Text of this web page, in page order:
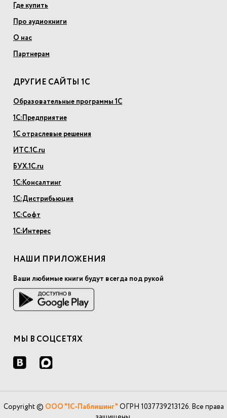
Где купить
Про аудиокниги
О нас
Партнерам
ДРУГИЕ САЙТЫ 1С
Образовательные программы 1С
1С:Предприятие
1С отраслевые решения
ИТС.1С.ru
БУХ.1С.ru
1С:Консалтинг
1С:Дистрибьюция
1С:Софт
1С:Интерес
НАШИ ПРИЛОЖЕНИЯ
Ваши любимые книги будут всегда под рукой
МЫ В СОЦСЕТЯХ
Copyright © ООО "1С-Паблишинг" ОГРН 1037739213126. Все права